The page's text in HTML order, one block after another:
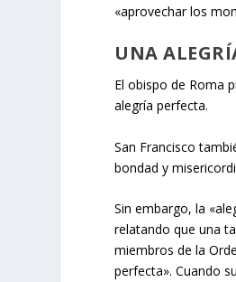
«aprovechar los
UNA
El obispo de Roma
alegría perfecta.
San Francisco
bondad y
Sin embargo, la
relatando que una
miembros de la
perfecta». Cuando